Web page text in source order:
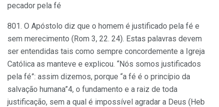
pecador pela fé
801. O Apóstolo diz que o homem é justificado pela fé e
sem merecimento (Rom 3, 22. 24). Estas palavras devem
ser entendidas tais como sempre concordemente a Igreja
Católica as manteve e explicou. “Nós somos justificados
pela fé”: assim dizemos, porque “a fé é o princípio da
salvação humana”4, o fundamento e a raiz de toda
justificação, sem a qual é impossível agradar a Deus (Heb